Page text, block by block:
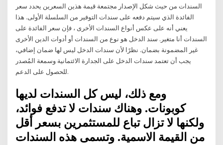
السندات من حيث شكل الإصدار مجتمعة قيمة هذين السعرين يحدد سعر
الفائدة الذي سيتم دفعه على سندات التوفير من السلسلة الأولى. هذا
يعني أنه على عكس أنواع السندات الأخرى ، فإن سعر الفائدة على
السندات أنا متغير. سند الدخل هو نوع من السندات أو أدوات الدين الأخرى
غير المضمونة بضمان. نظرًا لأن سندات الدخل ليس لها ضمان إضافي،
يجب أن تعتمد سندات الدخل على الجدارة الائتمانية وسمعة المُصدر
للحصول على الدعم.
ومع ذلك، ليس كل السندات لديها
كوبونات. وهناك سندات لا تدفع فوائد،
ولكنها لا تزال تباع للمستثمرين بسعر أقل
من القيمة الاسمية. وتسمى هذه السندات